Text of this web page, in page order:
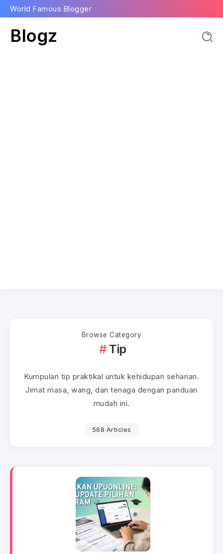
World Famous Blogger
Blogz
Browse Category
Tip
Kumpulan tip praktikal untuk kehidupan seharian.
Jimat masa, wang, dan tenaga dengan panduan
mudah ini.
568 Articles